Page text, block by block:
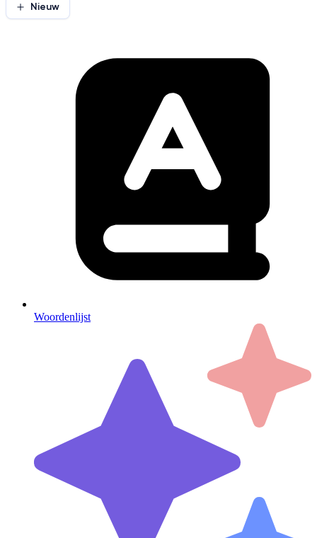
Nieuw
Woordenlijst